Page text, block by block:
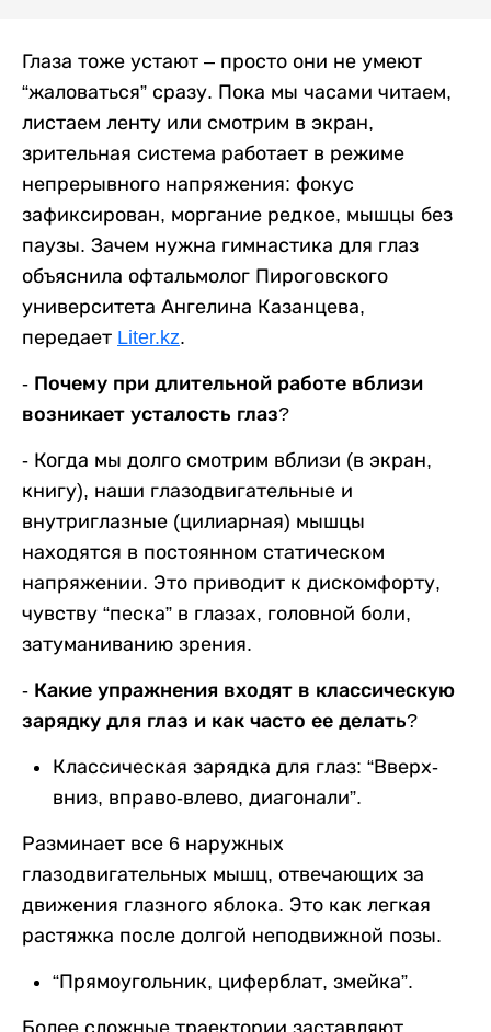
Глаза тоже устают – просто они не умеют
“жаловаться” сразу. Пока мы часами читаем,
листаем ленту или смотрим в экран,
зрительная система работает в режиме
непрерывного напряжения: фокус
зафиксирован, моргание редкое, мышцы без
паузы. Зачем нужна гимнастика для глаз
объяснила офтальмолог Пироговского
университета Ангелина Казанцева,
передает Liter.kz.
- Почему при длительной работе вблизи
возникает усталость глаз?
- Когда мы долго смотрим вблизи (в экран,
книгу), наши глазодвигательные и
внутриглазные (цилиарная) мышцы
находятся в постоянном статическом
напряжении. Это приводит к дискомфорту,
чувству “песка” в глазах, головной боли,
затуманиванию зрения.
- Какие упражнения входят в классическую
зарядку для глаз и как часто ее делать?
Классическая зарядка для глаз: “Вверх-
вниз, вправо-влево, диагонали”.
Разминает все 6 наружных
глазодвигательных мышц, отвечающих за
движения глазного яблока. Это как легкая
растяжка после долгой неподвижной позы.
“Прямоугольник, циферблат, змейка”.
Более сложные траектории заставляют